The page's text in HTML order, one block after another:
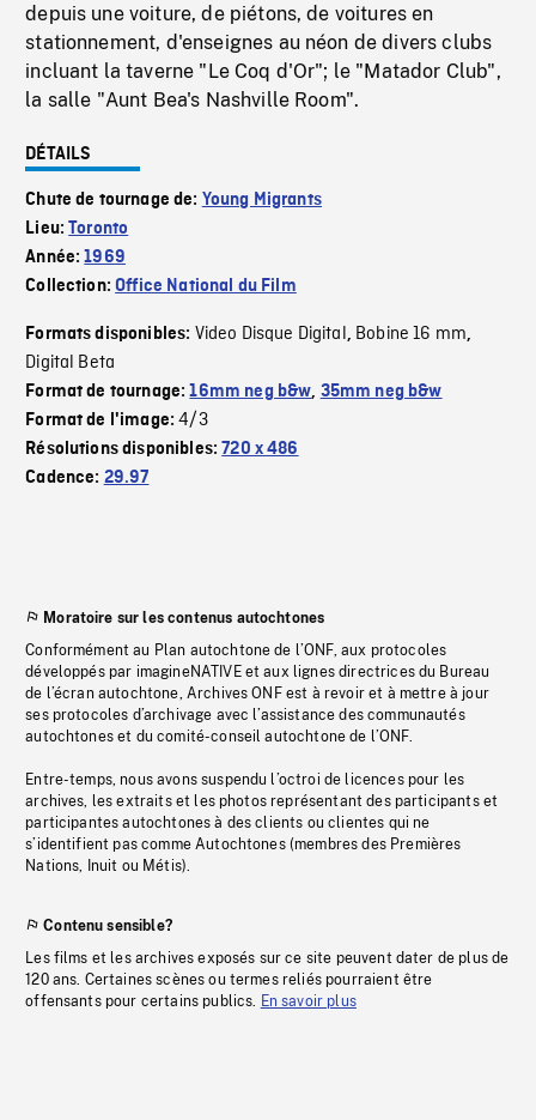
depuis une voiture, de piétons, de voitures en
stationnement, d'enseignes au néon de divers clubs
incluant la taverne "Le Coq d'Or"; le "Matador Club",
la salle "Aunt Bea's Nashville Room".
DÉTAILS
Chute de tournage de: Young Migrants
Lieu:Toronto
Année:1969
Collection:Office National du Film
Formats disponibles: Video Disque Digital, Bobine 16 mm,
Digital Beta
Format de tournage:16mm neg b&w, 35mm neg b&w
Format de l'image:4/3
Résolutions disponibles:720 x 486
Cadence: 29.97
Moratoire sur les contenus autochtones
Conformément au Plan autochtone de l’ONF, aux protocoles
développés par imagineNATIVE et aux lignes directrices du Bureau
de l’écran autochtone, Archives ONF est à revoir et à mettre à jour
ses protocoles d’archivage avec l’assistance des communautés
autochtones et du comité-conseil autochtone de l’ONF.
Entre-temps, nous avons suspendu l’octroi de licences pour les
archives, les extraits et les photos représentant des participants et
participantes autochtones à des clients ou clientes qui ne
s’identifient pas comme Autochtones (membres des Premières
Nations, Inuit ou Métis).
Contenu sensible?
Les films et les archives exposés sur ce site peuvent dater de plus de
120 ans. Certaines scènes ou termes reliés pourraient être
offensants pour certains publics. En savoir plus